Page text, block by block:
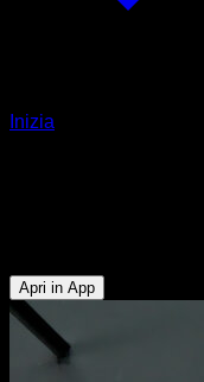
Inizia
Apri in App